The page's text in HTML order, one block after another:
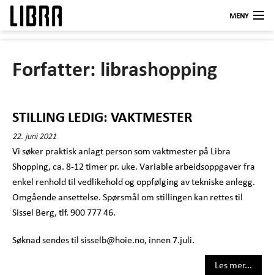
MENY
LIBRA KUNDEKLUBB
Om oss
Kontakt
Forfatter: librashopping
STILLING LEDIG: VAKTMESTER
22. juni 2021
Vi søker praktisk anlagt person som vaktmester på Libra
Shopping, ca. 8-12 timer pr. uke. Variable arbeidsoppgaver fra
enkel renhold til vedlikehold og oppfølging av tekniske anlegg.
Omgående ansettelse. Spørsmål om stillingen kan rettes til
Sissel Berg, tlf. 900 777 46.
Søknad sendes til sisselb@hoie.no, innen 7.juli.
Les mer...